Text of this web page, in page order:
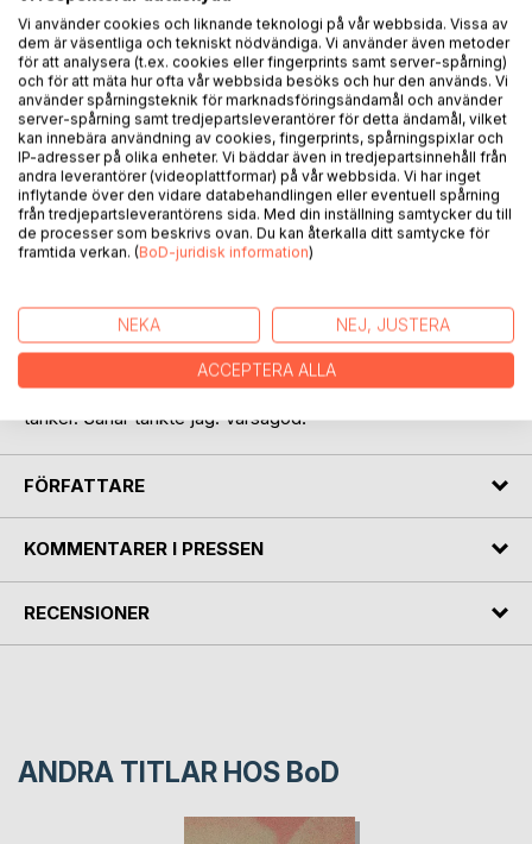
Tvingas välja att överge, sakna, bevara i hjärtats ljusa del
och mörka.
Diktsvit om en läkares iakttagelser och reflektioner över
patientmöten och andra möten under många år. Min inlaga i
vårdkris-debatten skulle man kunna kalla den. Men det låter
ju så tråkigt. En kärleksförklaring är det också. Det är ett så
underbart yrke. Läkare, vårdgivare. Men också krävande.
Tyvärr slutar så många fler än jag i förtid, av hälsoskäl.
Sjuksköterskor framför allt. Stressrelaterade sjukdomar
och utmattningssyndrom bland de anställda, är alltför
flera händer och sängar. Möjlighet till bra möten.
Till alla som arbetar inom vården. Men även till många
andra. Det är så allmänmänskligt. Nästan alla har varit
patient någon gång, eller närstående och undrat vad läkaren
tänker. Såhär tänkte jag. Varsågod!
FÖRFATTARE
KOMMENTARER I PRESSEN
RECENSIONER
ANDRA TITLAR HOS BoD
Vi använder cookies och liknande teknologi på vår webbsida. Vissa av
dem är väsentliga och tekniskt nödvändiga. Vi använder även metoder
för att analysera (t.ex. cookies eller fingerprints samt server-spårning)
och för att mäta hur ofta vår webbsida besöks och hur den används. Vi
använder spårningsteknik för marknadsföringsändamål och använder
server-spårning samt tredjepartsleverantörer för detta ändamål, vilket
kan innebära användning av cookies, fingerprints, spårningspixlar och
IP-adresser på olika enheter. Vi bäddar även in tredjepartsinnehåll från
andra leverantörer (videoplattformar) på vår webbsida. Vi har inget
inflytande över den vidare databehandlingen eller eventuell spårning
från tredjepartsleverantörens sida. Med din inställning samtycker du till
de processer som beskrivs ovan. Du kan återkalla ditt samtycke för
framtida verkan. (BoD-juridisk information)
NEKA NEJ, JUSTERA
ACCEPTERA ALLA